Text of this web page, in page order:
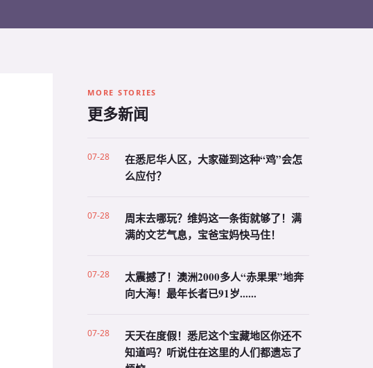
MORE STORIES
更多新闻
07-28
在悉尼华人区，大家碰到这种“鸡”会怎
么应付？
07-28
周末去哪玩？维妈这一条街就够了！满
满的文艺气息，宝爸宝妈快马住！
07-28
太震撼了！澳洲2000多人“赤果果”地奔
向大海！最年长者已91岁......
07-28
天天在度假！悉尼这个宝藏地区你还不
知道吗？听说住在这里的人们都遗忘了